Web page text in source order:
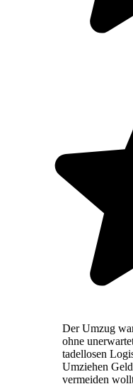
Der Umzug
ohne
tadellosen
Umziehen
vermeiden